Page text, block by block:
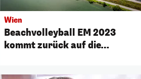
Wien
Beachvolleyball EM 2023
kommt zurück auf die